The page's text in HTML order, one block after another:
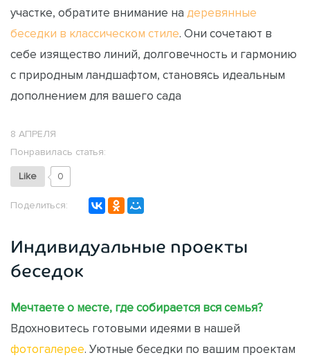
участке, обратите внимание на деревянные
беседки в классическом стиле . Они сочетают в
себе изящество линий, долговечность и гармонию
с природным ландшафтом, становясь идеальным
дополнением для вашего сада
8 АПРЕЛЯ
Понравилась статья:
Like 0
Поделиться:
Индивидуальные проекты
беседок
Мечтаете о месте, где собирается вся семья?
Вдохновитесь готовыми идеями в нашей
фотогалерее . Уютные беседки по вашим проектам